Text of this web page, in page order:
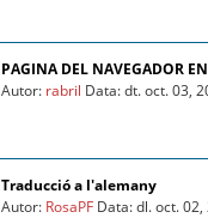
PAGINA DEL NAVEGADOR
Autor: rabril Data: dt. oct. 03,
Traducció a l'alemany
Autor: RosaPF Data: dl. oct.